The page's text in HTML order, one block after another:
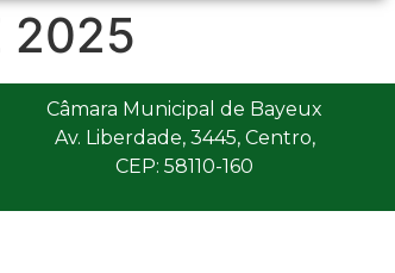
2025
Câmara Municipal de Bayeux
Av. Liberdade, 3445, Centro,
CEP: 58110-160